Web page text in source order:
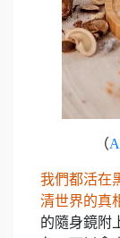
（
我們都活在
清世界的真
的隨身鏡附